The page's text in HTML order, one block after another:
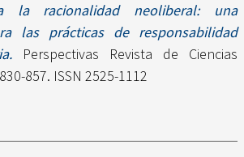
la racionalidad neoliberal: una
las prácticas de responsabilidad
Perspectivas Revista de Ciencias
857. ISSN 2525-1112